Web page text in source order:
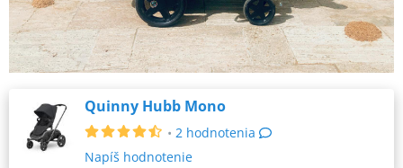
Quinny Hubb Mono
• 2 hodnotenia
Napíš hodnotenie